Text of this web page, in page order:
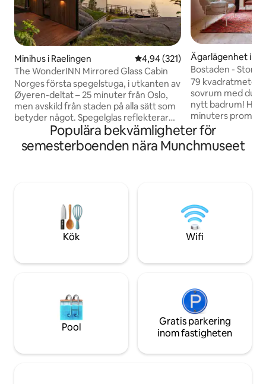
Minihus i Raelingen 4,94 av 5 i genomsnittligt
4,94 (321)
The WonderINN Mirrored Glass Cabin
Norges första spegelstuga, i utkanten av
Øyeren-deltat – 25 minuter från Oslo,
men avskild från staden på alla sätt som
betyder något. Spegelglas reflekterar
himmel, träd, vatten tills det försvinner;
golv-till-tak-glas inomhus, privat jacuzzi
på terrassen. Helt privat – inga delade
WonderInn-stugan. Plats för fyra, två
sovrum, kök, luftkonditionering. Känns
längre bort än 25 min.
Ägarlägenhet i
Bostaden - Stor
centrala Oslo
79 kvadratmeter
sovrum med
nytt badrum!
minuters
Operan /
genomtänkt
lägenhet mitt i
och är det
till Oslo. Lugnt
tak... Det är ett
Populära bekvämligheter för
semesterboenden nära Munchmuseet
Kök Wifi
Pool
Gratis parkering
inom fastigheten